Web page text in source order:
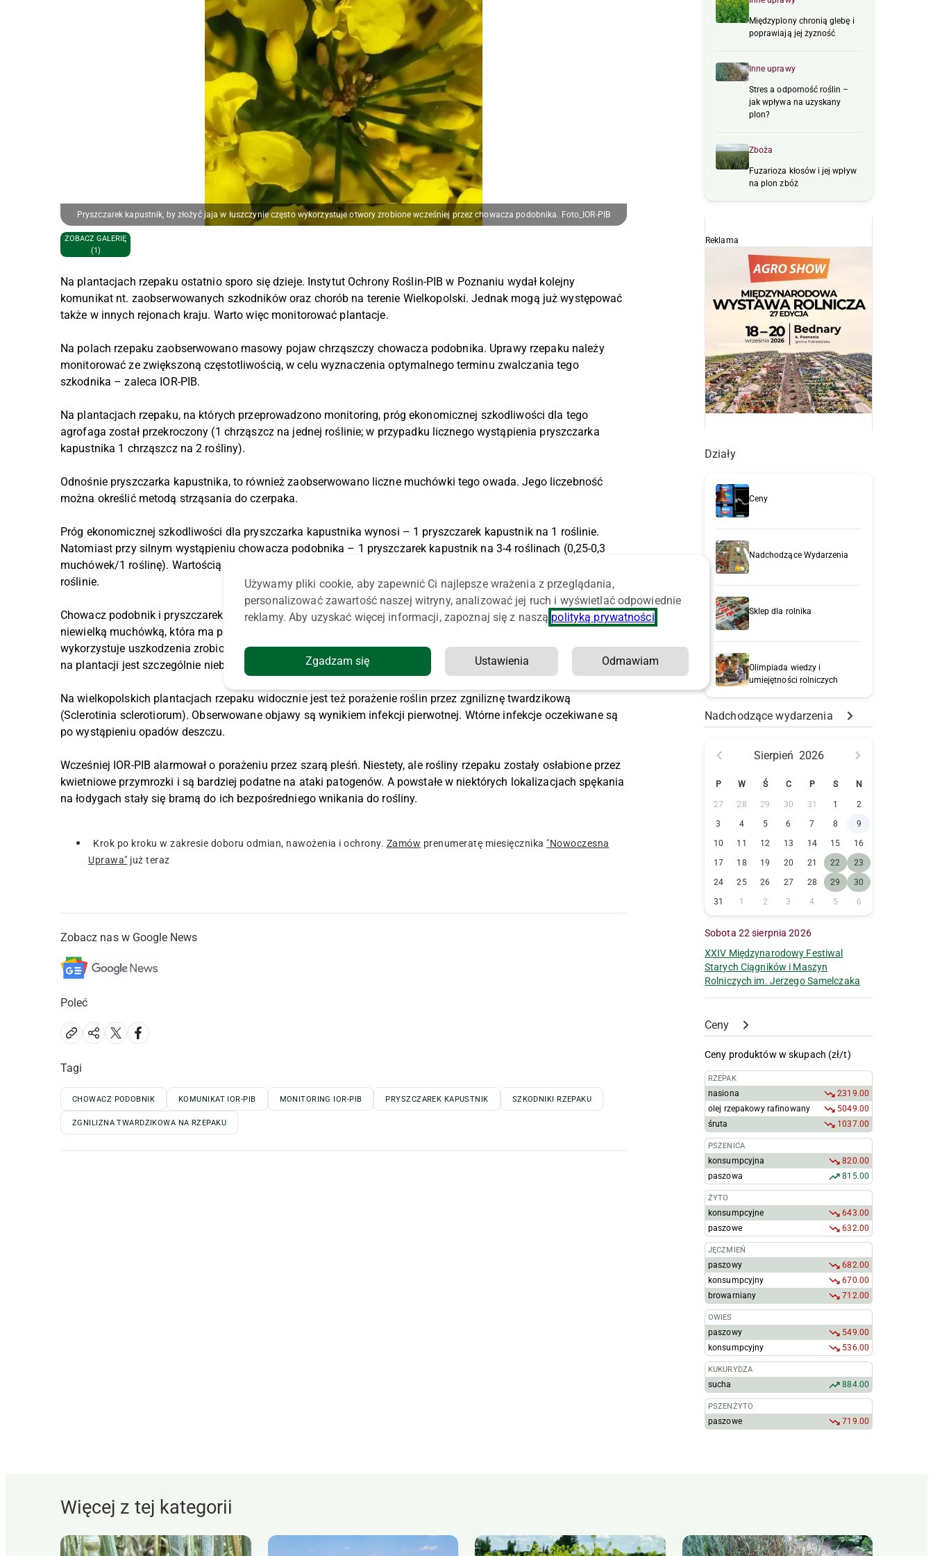
Pryszczarek kapustnik, by złożyć jaja w łuszczynie często wykorzystuje otwory zrobione wcześniej przez chowacza podobnika. Foto_IOR-PIB
ZOBACZ GALERIĘ
(1)
Na plantacjach rzepaku ostatnio sporo się dzieje. Instytut Ochrony Roślin-PIB w Poznaniu wydał kolejny
komunikat nt. zaobserwowanych szkodników oraz chorób na terenie Wielkopolski. Jednak mogą już występować
także w innych rejonach kraju. Warto więc monitorować plantacje.
Na polach rzepaku zaobserwowano masowy pojaw chrząszczy chowacza podobnika. Uprawy rzepaku należy
monitorować ze zwiększoną częstotliwością, w celu wyznaczenia optymalnego terminu zwalczania tego
szkodnika – zaleca IOR-PIB.
Na plantacjach rzepaku, na których przeprowadzono monitoring, próg ekonomicznej szkodliwości dla tego
agrofaga został przekroczony (1 chrząszcz na jednej roślinie; w przypadku licznego wystąpienia pryszczarka
kapustnika 1 chrząszcz na 2 rośliny).
Odnośnie pryszczarka kapustnika, to również zaobserwowano liczne muchówki tego owada. Jego liczebność
można określić metodą strząsania do czerpaka.
Próg ekonomicznej szkodliwości dla pryszczarka kapustnika wynosi – 1 pryszczarek kapustnik na 1 roślinie.
Natomiast przy silnym wystąpieniu chowacza podobnika – 1 pryszczarek kapustnik na 3-4 roślinach (0,25-0,3
muchówek/1 roślinę). Wartością progową jest również stwierdzenie średnio 5 uszkodzonych łuszczyn na 1
roślinie.
Chowacz podobnik i pryszczarek kapustnik, to zgrana para szkodników w uprawie rzepaku. Ten drugi jest
niewielką muchówką, która ma problemy z przebiciem łuszczyny, żeby w środku złożyć jaja. Stąd niejednokrotnie
wykorzystuje uszkodzenia zrobione wcześniej przez chowacza podobnika. Dlatego obecność obydwu szkodników
na plantacji jest szczególnie niebezpieczna.
Na wielkopolskich plantacjach rzepaku widocznie jest też porażenie roślin przez zgniliznę twardzikową
(Sclerotinia sclerotiorum). Obserwowane objawy są wynikiem infekcji pierwotnej. Wtórne infekcje oczekiwane są
po wystąpieniu opadów deszczu.
Wcześniej IOR-PIB alarmował o porażeniu przez szarą pleśń. Niestety, ale rośliny rzepaku zostały osłabione przez
kwietniowe przymrozki i są bardziej podatne na ataki patogenów. A powstałe w niektórych lokalizacjach spękania
na łodygach stały się bramą do ich bezpośredniego wnikania do rośliny.
Krok po kroku w zakresie doboru odmian, nawożenia i ochrony. Zamów prenumeratę miesięcznika "Nowoczesna
Uprawa" już teraz
Zobacz nas w Google News
Poleć
Tagi
CHOWACZ PODOBNIK KOMUNIKAT IOR-PIB MONITORING IOR-PIB PRYSZCZAREK KAPUSTNIK SZKODNIKI RZEPAKU
ZGNILIZNA TWARDZIKOWA NA RZEPAKU
Międzyplony chronią glebę i
poprawiają jej żyzność
Inne uprawy
Stres a odporność roślin –
jak wpływa na uzyskany
plon?
Zboża
Fuzarioza kłosów i jej wpływ
na plon zbóż
Reklama
Działy
Ceny
Nadchodzące Wydarzenia
Sklep dla rolnika
Olimpiada wiedzy i
umiejętności rolniczych
Nadchodzące wydarzenia
Sierpień 2026
P W Ś C P S N
27 28 29 30 31 1
2
3
4 5 6 7 8
9
10
11 12 13 14 15
16
17
18 19 20 21 22
23
24
25 26 27 28 29
30
31
1 2 3 4 5 6
Sobota 22 sierpnia 2026
XXIV Międzynarodowy Festiwal
Starych Ciągników i Maszyn
Rolniczych im. Jerzego Samelczaka
Ceny
Ceny produktów w skupach (zł/t)
RZEPAK
nasiona
2319.00
olej rzepakowy rafinowany
5049.00
śruta
1037.00
PSZENICA
konsumpcyjna
820.00
paszowa
815.00
ŻYTO
konsumpcyjne
643.00
paszowe
632.00
JĘCZMIEŃ
paszowy
682.00
konsumpcyjny
670.00
browarniany
712.00
OWIES
paszowy
549.00
konsumpcyjny
536.00
KUKURYDZA
sucha 884.00
PSZENŻYTO
paszowe 719.00
Więcej z tej kategorii
Używamy pliki cookie, aby zapewnić Ci najlepsze wrażenia z przeglądania,
personalizować zawartość naszej witryny, analizować jej ruch i wyświetlać odpowiednie
reklamy. Aby uzyskać więcej informacji, zapoznaj się z naszą polityką prywatności
Zgadzam się Ustawienia Odmawiam